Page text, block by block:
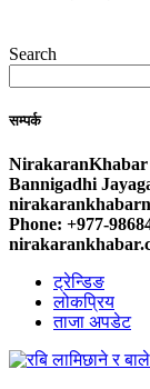
Search
सम्पर्क
NirakaranKhabar
Bannigadhi
Phone: +977-
ट्रेन्डिङ
लोकप्रिय
ताजा अपडेट